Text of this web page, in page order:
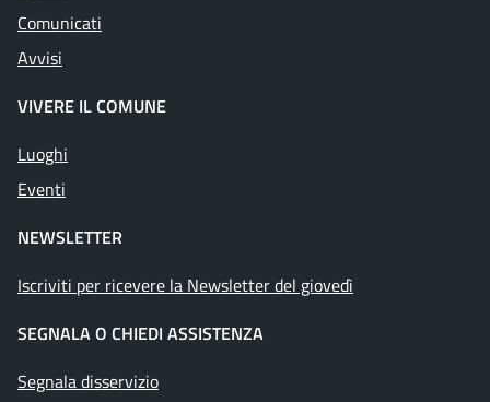
Comunicati
Avvisi
VIVERE IL COMUNE
Luoghi
Eventi
NEWSLETTER
Iscriviti per ricevere la Newsletter del giovedì
SEGNALA O CHIEDI ASSISTENZA
Segnala disservizio